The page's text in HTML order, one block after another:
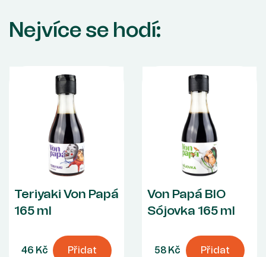
Nejvíce se hodí:
Teriyaki Von Papá
165 ml
46 Kč Přidat
Von Papá BIO
Sójovka 165 ml
58 Kč Přidat